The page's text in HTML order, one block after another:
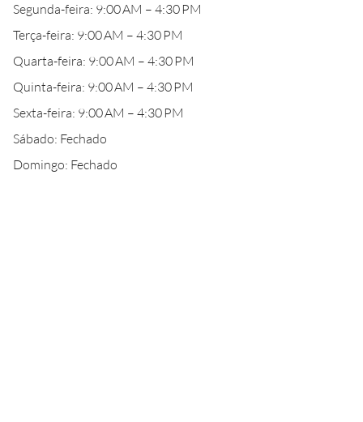
Segunda-feira: 9:00 AM – 4:30 PM
Terça-feira: 9:00 AM – 4:30 PM
Quarta-feira: 9:00 AM – 4:30 PM
Quinta-feira: 9:00 AM – 4:30 PM
Sexta-feira: 9:00 AM – 4:30 PM
Sábado: Fechado
Domingo: Fechado